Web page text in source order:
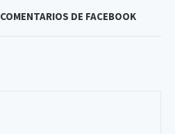
COMENTARIOS DE FACEBOOK